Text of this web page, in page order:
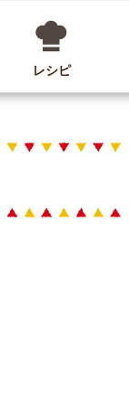
レシピ